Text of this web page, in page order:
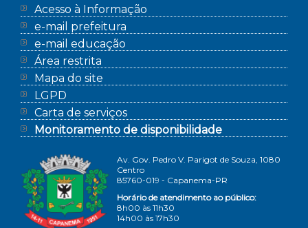
Acesso à Informação
e-mail prefeitura
e-mail educação
Área restrita
Mapa do site
LGPD
Carta de serviços
Monitoramento de disponibilidade
Av. Gov. Pedro V. Parigot de Souza, 1080
Centro
85760-019 - Capanema-PR
Horário de atendimento ao público:
8h00 às 11h30
14h00 às 17h30